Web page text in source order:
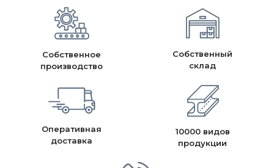
Собственное
производство
Собственный
склад
Оперативная
доставка
10000 видов
продукции